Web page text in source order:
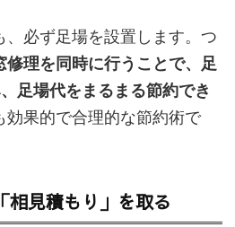
、必ず足場を設置します。つ
修理を同時に行うことで、足
足場代をまるまる節約でき
効果的で合理的な節約術で
相見積もり」を取る